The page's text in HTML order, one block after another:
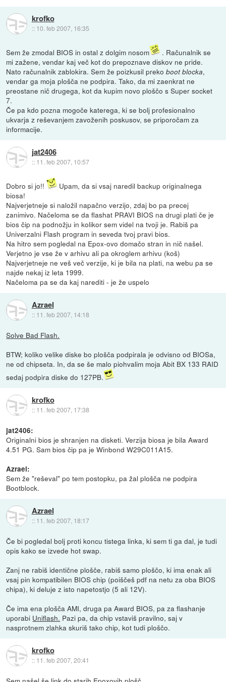
krofko
:: 10. feb 2007, 16:35
Sem že zmodal BIOS in ostal z dolgim nosom
. Računalnik se
mi zažene, vendar kaj več kot do prepoznave diskov ne pride.
Nato računalnik zablokira. Sem že poizkusil prekoboot blocka,
vendar ga moja plošča ne podpira. Tako, da mi zaenkrat ne
preostane nič drugega, kot da kupim novo ploščo s Super socket
7.
Če pa kdo pozna mogoče katerega, ki se bolj profesionalno
ukvarja z reševanjem zavoženih poskusov, se priporočam za
informacije.
jat2406
:: 11. feb 2007, 10:57
Dobro si jo!!
Upam, da si vsaj naredil backup originalnega
biosa!
Najverjetneje si naložil napačno verzijo, zdaj bo pa precej
zanimivo. Načeloma se da flashat PRAVI BIOS na drugi plati če je
bios čip na podnožju in kolikor sem videl na tvoji je. Rabiš pa
Univerzalni Flash program in seveda tvoj pravi bios.
Na hitro sem pogledal na Epox-ovo domačo stran in nič našel.
Verjetno je vse že v arhivu ali pa okroglem arhivu (koš)
Najverjetneje ne veš več verzije, ki je bila na plati, na webu pa se
najde nekaj iz leta 1999.
Načeloma pa se da kaj narediti - je že uspelo
Azrael
:: 11. feb 2007, 14:18
Solve Bad Flash.
BTW; koliko velike diske bo plošča podpirala je odvisno od BIOSa,
ne od chipseta. In, da se še malo piohvalim moja Abit BX 133 RAID
sedaj podpira diske do 127PB.
krofko
:: 11. feb 2007, 17:38
jat2406:
Originalni bios je shranjen na disketi. Verzija biosa je bila Award
4.51 PG. Sam bios čip pa je Winbond W29C011A15.
Azrael:
Sem že "reševal" po tem postopku, pa žal plošča ne podpira
Bootblock.
Azrael
:: 11. feb 2007, 18:17
Če bi pogledal bolj proti koncu tistega linka, ki sem ti ga dal, je tudi
opis kako se izvede hot swap.
Zanj ne rabiš identične plošče, rabiš samo ploščo, ki ima enak ali
vsaj pin kompatibilen BIOS chip (poiščeš pdf na netu za oba BIOS
chipa), ki deluje z isto napetostjo (5 ali 12V).
Če ima ena plošča AMI, druga pa Award BIOS, pa za flashanje
uporabi Uniflash. Pazi pa, da chip vstaviš pravilno, saj v
nasprotnem zlahka skuriš tako chip, kot tudi ploščo.
krofko
:: 11. feb 2007, 20:41